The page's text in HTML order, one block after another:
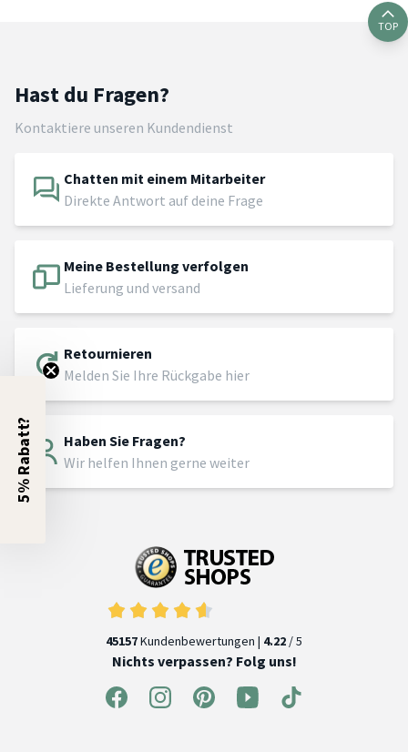
TOP
Hast du Fragen?
Kontaktiere unseren Kundendienst
Chatten mit einem Mitarbeiter
Direkte Antwort auf deine Frage
Meine Bestellung verfolgen
Lieferung und versand
Retournieren
Melden Sie Ihre Rückgabe hier
Haben Sie Fragen?
Wir helfen Ihnen gerne weiter
45157Kundenbewertungen | 4.22 / 5
Nichts verpassen? Folg uns!
5% Rabatt?